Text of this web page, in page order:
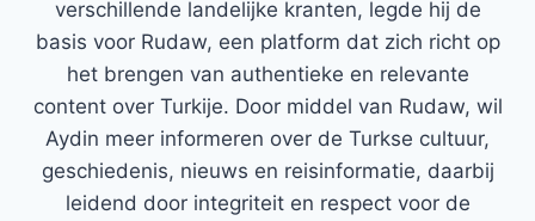
verschillende landelijke kranten, legde hij de
basis voor Rudaw, een platform dat zich richt op
het brengen van authentieke en relevante
content over Turkije. Door middel van Rudaw, wil
Aydin meer informeren over de Turkse cultuur,
geschiedenis, nieuws en reisinformatie, daarbij
leidend door integriteit en respect voor de